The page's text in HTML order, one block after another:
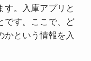
す。入庫アプリと
です。ここで、ど
かという情報を入